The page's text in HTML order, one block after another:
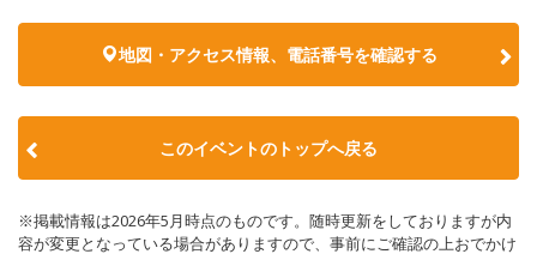
地図・アクセス情報、電話番号を確認する
このイベントのトップへ戻る
※掲載情報は2026年5月時点のものです。随時更新をしておりますが内
容が変更となっている場合がありますので、事前にご確認の上おでかけ